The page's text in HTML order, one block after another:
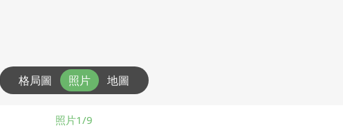
格局圖 照片 地圖
照片1/9